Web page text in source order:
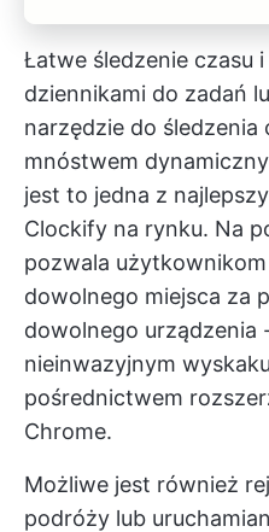
Łatwe śledzenie czasu i
dziennikami do zadań
narzędzie do
mnóstwem
jest to jedna z
Clockify na rynku. Na
pozwala
dowolnego miejsca za
dowolnego urządzenia
nieinwazyjnym
pośrednictwem
Chrome.
Możliwe jest również
podróży lub